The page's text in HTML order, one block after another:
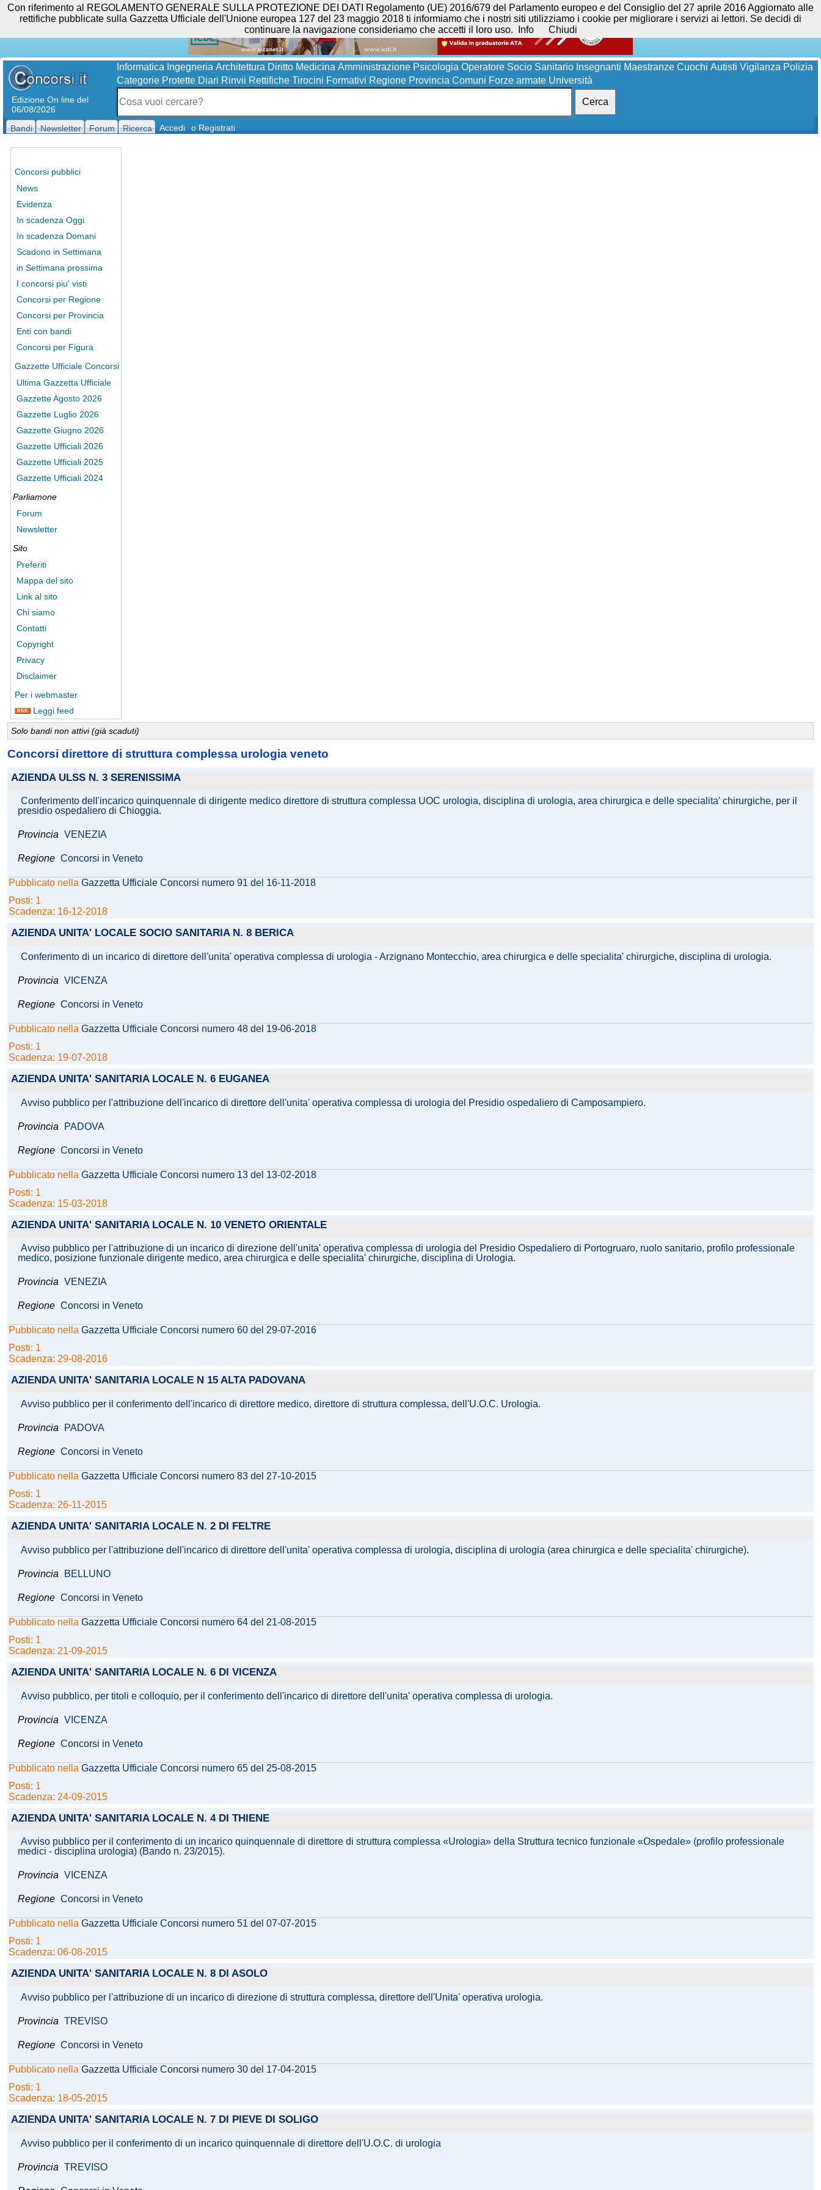
Edizione On line del
06/08/2026
Informatica Ingegneria Architettura Diritto Medicina Amministrazione Psicologia Operatore Socio Sanitario Insegnanti Maestranze Cuochi Autisti Vigilanza Polizia
Categorie Protette Diari Rinvii Rettifiche Tirocini Formativi Regione Provincia Comuni Forze armate Università
Cerca
Bandi Newsletter Forum Ricerca Accedi o Registrati
Concorsi pubblici
News
Evidenza
In scadenza Oggi
In scadenza Domani
Scadono in Settimana
in Settimana prossima
I concorsi piu' visti
Concorsi per Regione
Concorsi per Provincia
Enti con bandi
Concorsi per Figura
Gazzette Ufficiale Concorsi
Ultima Gazzetta Ufficiale
Gazzette Agosto 2026
Gazzette Luglio 2026
Gazzette Giugno 2026
Gazzette Ufficiali 2026
Gazzette Ufficiali 2025
Gazzette Ufficiali 2024
Parliamone
Forum
Newsletter
Sito
Preferiti
Mappa del sito
Link al sito
Chi siamo
Contatti
Copyright
Privacy
Disclaimer
Per i webmaster
Leggi feed
Solo bandi non attivi (già scaduti)
Concorsi direttore di struttura complessa urologia veneto
AZIENDA ULSS N. 3 SERENISSIMA
Conferimento dell'incarico quinquennale di dirigente medico direttore di struttura complessa UOC urologia, disciplina di urologia, area chirurgica e delle specialita' chirurgiche, per il
presidio ospedaliero di Chioggia.
Provincia VENEZIA
Regione Concorsi in Veneto
Pubblicato nella Gazzetta Ufficiale Concorsi numero 91 del 16-11-2018
Posti: 1
Scadenza: 16-12-2018
AZIENDA UNITA' LOCALE SOCIO SANITARIA N. 8 BERICA
Conferimento di un incarico di direttore dell'unita' operativa complessa di urologia - Arzignano Montecchio, area chirurgica e delle specialita' chirurgiche, disciplina di urologia.
Provincia VICENZA
Regione Concorsi in Veneto
Pubblicato nella Gazzetta Ufficiale Concorsi numero 48 del 19-06-2018
Posti: 1
Scadenza: 19-07-2018
AZIENDA UNITA' SANITARIA LOCALE N. 6 EUGANEA
Avviso pubblico per l'attribuzione dell'incarico di direttore dell'unita' operativa complessa di urologia del Presidio ospedaliero di Camposampiero.
Provincia PADOVA
Regione Concorsi in Veneto
Pubblicato nella Gazzetta Ufficiale Concorsi numero 13 del 13-02-2018
Posti: 1
Scadenza: 15-03-2018
AZIENDA UNITA' SANITARIA LOCALE N. 10 VENETO ORIENTALE
Avviso pubblico per l'attribuzione di un incarico di direzione dell'unita' operativa complessa di urologia del Presidio Ospedaliero di Portogruaro, ruolo sanitario, profilo professionale
medico, posizione funzionale dirigente medico, area chirurgica e delle specialita' chirurgiche, disciplina di Urologia.
Provincia VENEZIA
Regione Concorsi in Veneto
Pubblicato nella Gazzetta Ufficiale Concorsi numero 60 del 29-07-2016
Posti: 1
Scadenza: 29-08-2016
AZIENDA UNITA' SANITARIA LOCALE N 15 ALTA PADOVANA
Avviso pubblico per il conferimento dell'incarico di direttore medico, direttore di struttura complessa, dell'U.O.C. Urologia.
Provincia PADOVA
Regione Concorsi in Veneto
Pubblicato nella Gazzetta Ufficiale Concorsi numero 83 del 27-10-2015
Posti: 1
Scadenza: 26-11-2015
AZIENDA UNITA' SANITARIA LOCALE N. 2 DI FELTRE
Avviso pubblico per l'attribuzione dell'incarico di direttore dell'unita' operativa complessa di urologia, disciplina di urologia (area chirurgica e delle specialita' chirurgiche).
Provincia BELLUNO
Regione Concorsi in Veneto
Pubblicato nella Gazzetta Ufficiale Concorsi numero 64 del 21-08-2015
Posti: 1
Scadenza: 21-09-2015
AZIENDA UNITA' SANITARIA LOCALE N. 6 DI VICENZA
Avviso pubblico, per titoli e colloquio, per il conferimento dell'incarico di direttore dell'unita' operativa complessa di urologia.
Provincia VICENZA
Regione Concorsi in Veneto
Pubblicato nella Gazzetta Ufficiale Concorsi numero 65 del 25-08-2015
Posti: 1
Scadenza: 24-09-2015
AZIENDA UNITA' SANITARIA LOCALE N. 4 DI THIENE
Avviso pubblico per il conferimento di un incarico quinquennale di direttore di struttura complessa «Urologia» della Struttura tecnico funzionale «Ospedale» (profilo professionale
medici - disciplina urologia) (Bando n. 23/2015).
Provincia VICENZA
Regione Concorsi in Veneto
Pubblicato nella Gazzetta Ufficiale Concorsi numero 51 del 07-07-2015
Posti: 1
Scadenza: 06-08-2015
AZIENDA UNITA' SANITARIA LOCALE N. 8 DI ASOLO
Avviso pubblico per l'attribuzione di un incarico di direzione di struttura complessa, direttore dell'Unita' operativa urologia.
Provincia TREVISO
Regione Concorsi in Veneto
Pubblicato nella Gazzetta Ufficiale Concorsi numero 30 del 17-04-2015
Posti: 1
Scadenza: 18-05-2015
AZIENDA UNITA' SANITARIA LOCALE N. 7 DI PIEVE DI SOLIGO
Avviso pubblico per il conferimento di un incarico quinquennale di direttore dell'U.O.C. di urologia
Provincia TREVISO
Con riferimento al REGOLAMENTO GENERALE SULLA PROTEZIONE DEI DATI Regolamento (UE) 2016/679 del Parlamento europeo e del Consiglio del 27 aprile 2016 Aggiornato alle
rettifiche pubblicate sulla Gazzetta Ufficiale dell'Unione europea 127 del 23 maggio 2018 ti informiamo che i nostri siti utilizziamo i cookie per migliorare i servizi ai lettori. Se decidi di
continuare la navigazione consideriamo che accetti il loro uso.
Info Chiudi